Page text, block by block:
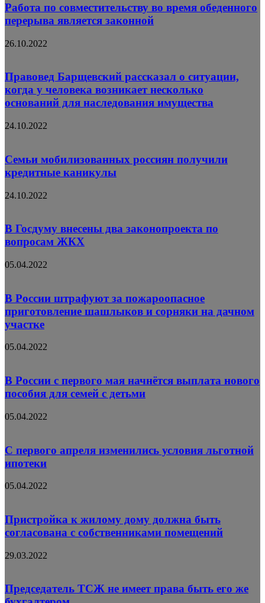
Работа по совместительству во время обеденного
перерыва является законной
26.10.2022
Правовед Барщевский рассказал о ситуации,
когда у человека возникает несколько
оснований для наследования имущества
24.10.2022
Семьи мобилизованных россиян получили
кредитные каникулы
24.10.2022
В Госдуму внесены два законопроекта по
вопросам ЖКХ
05.04.2022
В России штрафуют за пожароопасное
приготовление шашлыков и сорняки на дачном
участке
05.04.2022
В России с первого мая начнётся выплата нового
пособия для семей с детьми
05.04.2022
С первого апреля изменились условия льготной
ипотеки
05.04.2022
Пристройка к жилому дому должна быть
согласована с собственниками помещений
29.03.2022
Председатель ТСЖ не имеет права быть его же